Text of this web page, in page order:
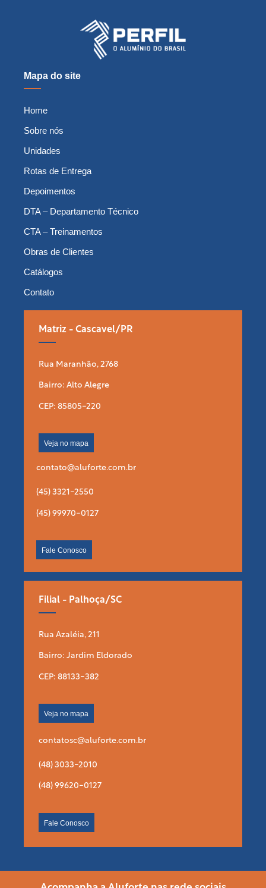
Mapa do site
Home
Sobre nós
Unidades
Rotas de Entrega
Depoimentos
DTA – Departamento Técnico
CTA – Treinamentos
Obras de Clientes
Catálogos
Contato
Matriz - Cascavel/PR
Rua Maranhão, 2768
Bairro: Alto Alegre
CEP: 85805-220
Veja no mapa
contato@aluforte.com.br
(45) 3321-2550
(45) 99970-0127
Fale Conosco
Filial - Palhoça/SC
Rua Azaléia, 211
Bairro: Jardim Eldorado
CEP: 88133-382
Veja no mapa
contatosc@aluforte.com.br
(48) 3033-2010
(48) 99620-0127
Fale Conosco